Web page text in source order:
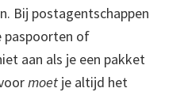
Bij postagentschappen
paspoorten of
aan als je een pakket
moet je altijd het